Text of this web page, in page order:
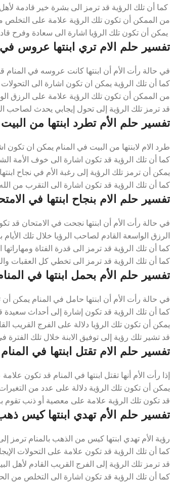
كما أن تلك الرؤية قد ترمز الى بشرة خير قادمة لأهل
من الممكن أن تكون تلك الرؤية علامة على التخلص من
يمكن أن تكون تلك الرؤيا اشارة الى سعادة وفرح
تفسير حلم الام تري ابنتها عروس في
في حالة رأت الأم أن ابنتها كانت عروسه في المنام
كما أن تلك الرؤية يمكن ان تكون اشارة الى التحولات
من الممكن أن تكون تلك الرؤية علامة على الرزق
قد ترمز تلك الرؤية إلى تحول إيجابي يحدث لصاحب
تفسير حلم الأم تطرد ابنتها من
طرد الام لابنتها من البيت في المنام يمكن ان تكون
كما أن تلك الرؤية قد تكون اشارة الى خوف الأمة
يمكن أن ترمز تلك الرؤية إلى رغبة الأم في نجاح
كما أن تلك الرؤية قد تكون اشارة الى التقرب من الله
تفسير حلم الام بنجاح ابنتها في
في حالة رأت الأم أن ابنتها نجحت في الامتحان قد
الرزق الواسعة القادم لصاحب الرؤيا خلال تلك الأيام
كما أن تلك الرؤية قد ترمز الى قدرة الفتاة ومهاراتها
كما أن تلك الرؤية قد ترمز الى تخطي كل العقبات
تفسير حلم الأم بحمل ابنتها في
في حالة رأت الأم أن ابنتها حامل في المنام يمكن أن
كما أن تلك الرؤية قد تكون إشارة إلى أحداث سعيدة
يمكن أن تكون تلك الرؤيا دلالة على الفرج القريب
قد تشير تلك رؤية إلى توفيق الابنة خلال تلك الفترة
تفسير حلم الام تقتل ابنتها في المنام
إذا رأت الأم أنها تقتل ابنتها في المنام قد تكون
يمكن أن تكون تلك الرؤية دلالة على عدد من التغيرات
قد تكون تلك الرؤية علامة على معصية أو ذنب تقوم به
تفسير حلم الأم تهدي ابنتها كيس
رؤية الأم تهدي ابنتها كيس من الذهب بالمنام ترمز
كما أن تلك الرؤية قد تكون علامة على التحولات
قد ترمز تلك الرؤية إلى الفرج القريب القادم لأهل
كما أن تلك الرؤية قد تكون اشارة الى التخلص من